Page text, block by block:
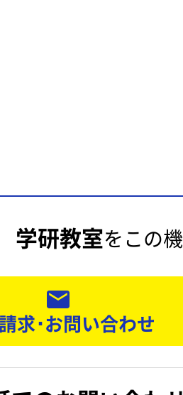
学研教室をこの
求･お問い合わせ